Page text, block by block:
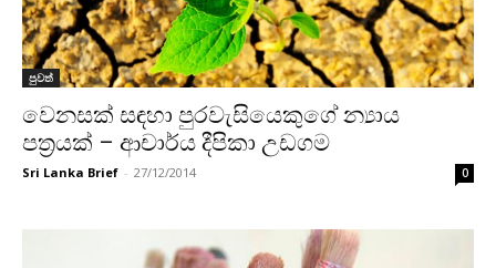
පුවත්
වෙනසක් සඳහා පුරවැසියෙකුගේ න්‍යාය
පත‍්‍රයක් – ආචාර්ය දීපිකා උඩගම
Sri Lanka Brief - 27/12/2014 0